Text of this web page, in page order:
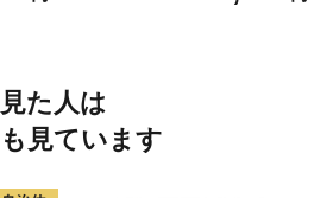
た人は
見ています